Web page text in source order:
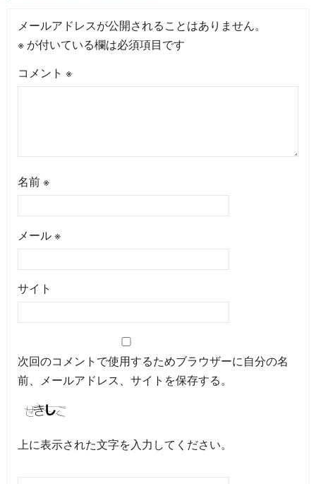
メールアドレスが公開されることはありません。
※が付いている欄は必須項目です
コメント ※
名前 ※
メール ※
サイト
次回のコメントで使用するためブラウザーに自分の名
前、メールアドレス、サイトを保存する。
上に表示された文字を入力してください。